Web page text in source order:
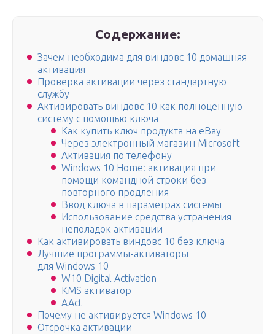
Содержание:
Зачем необходима для виндовс 10 домашняя
активация
Проверка активации через стандартную
службу
Активировать виндовс 10 как полноценную
систему с помощью ключа
Как купить ключ продукта на eBay
Через электронный магазин Microsoft
Активация по телефону
Windows 10 Home: активация при
помощи командной строки без
повторного продления
Ввод ключа в параметрах системы
Использование средства устранения
неполадок активации
Как активировать виндовс 10 без ключа
Лучшие программы-активаторы
для Windows 10
W10 Digital Activation
KMS активатор
AAct
Почему не активируется Windows 10
Отсрочка активации